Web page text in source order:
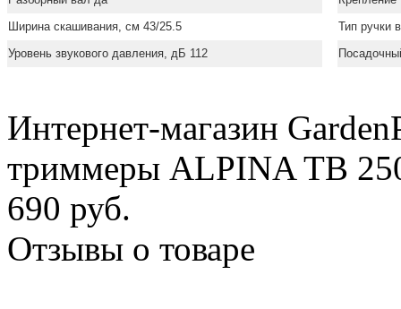
Ширина скашивания, см 43/25.5
Тип ручки
Уровень звукового давления, дБ 112
Интернет-магазин
триммеры ALPINA TB
690 руб.
Отзывы о товаре